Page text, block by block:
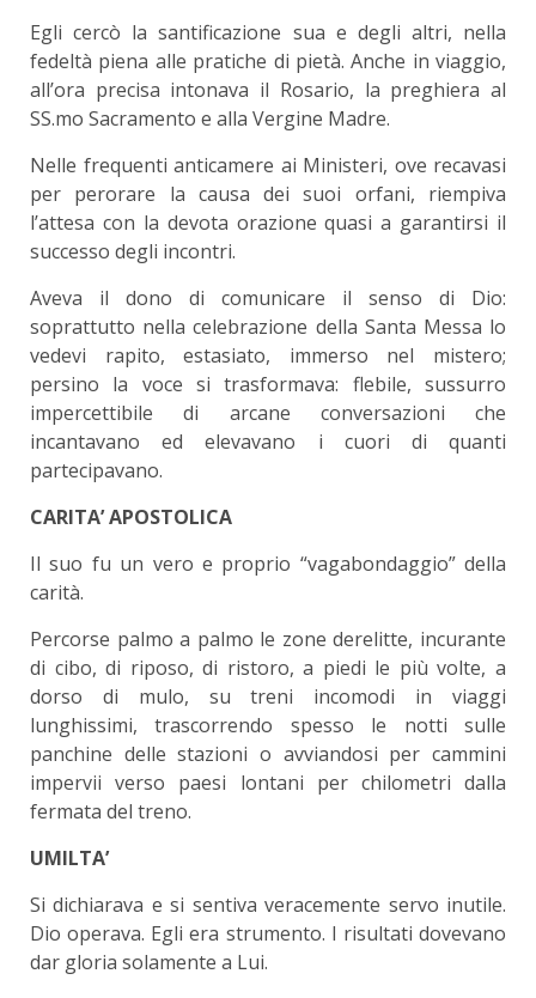
Egli cercò la santificazione sua e degli altri, nella
fedeltà piena alle pratiche di pietà. Anche in viaggio,
all’ora precisa intonava il Rosario, la preghiera al
SS.mo Sacramento e alla Vergine Madre.
Nelle frequenti anticamere ai Ministeri, ove recavasi
per perorare la causa dei suoi orfani, riempiva
l’attesa con la devota orazione quasi a garantirsi il
successo degli incontri.
Aveva il dono di comunicare il senso di Dio:
soprattutto nella celebrazione della Santa Messa lo
vedevi rapito, estasiato, immerso nel mistero;
persino la voce si trasformava: flebile, sussurro
impercettibile di arcane conversazioni che
incantavano ed elevavano i cuori di quanti
partecipavano.
CARITA’ APOSTOLICA
Il suo fu un vero e proprio “vagabondaggio” della
carità.
Percorse palmo a palmo le zone derelitte, incurante
di cibo, di riposo, di ristoro, a piedi le più volte, a
dorso di mulo, su treni incomodi in viaggi
lunghissimi, trascorrendo spesso le notti sulle
panchine delle stazioni o avviandosi per cammini
impervii verso paesi lontani per chilometri dalla
fermata del treno.
UMILTA’
Si dichiarava e si sentiva veracemente servo inutile.
Dio operava. Egli era strumento. I risultati dovevano
dar gloria solamente a Lui.